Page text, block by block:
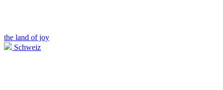
the land of joy
Schweiz